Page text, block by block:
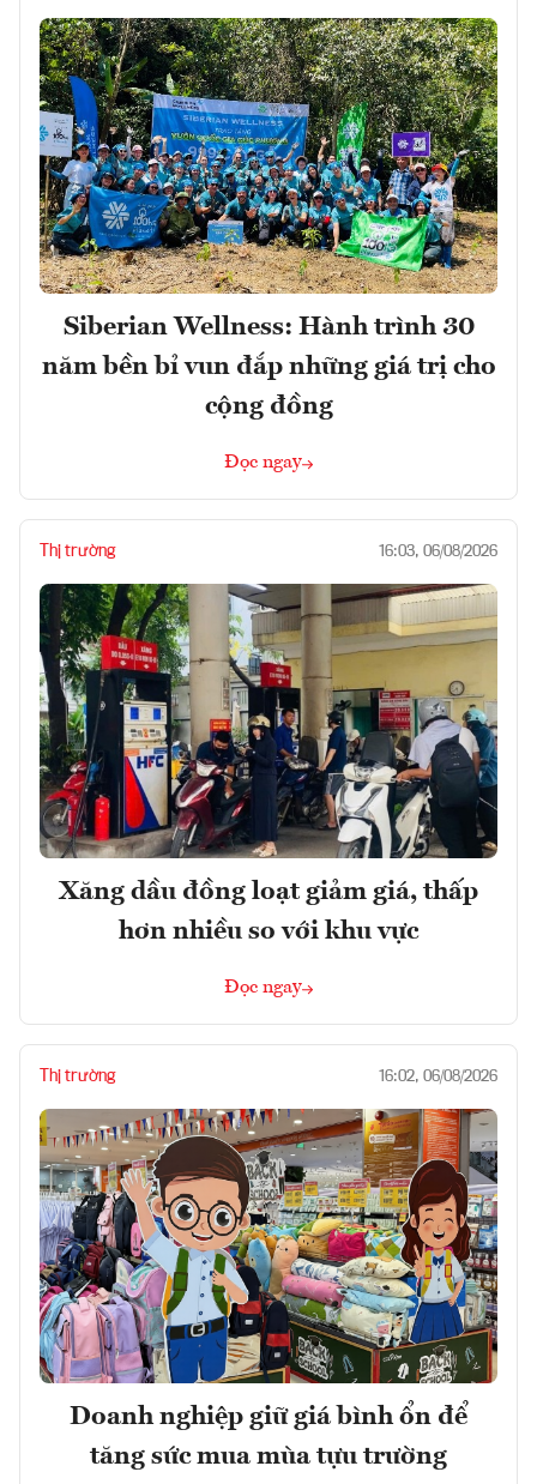
Siberian Wellness: Hành trình 30
năm bền bỉ vun đắp những giá trị cho
cộng đồng
Đọc ngay
Thị trường 16:03, 06/08/2026
Xăng dầu đồng loạt giảm giá, thấp
hơn nhiều so với khu vực
Đọc ngay
Thị trường 16:02, 06/08/2026
Doanh nghiệp giữ giá bình ổn để
tăng sức mua mùa tựu trường